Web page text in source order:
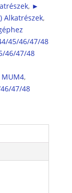
, ►
Alkatrészek,
45/46/47/48
46/47/48
MUM4,
47/48